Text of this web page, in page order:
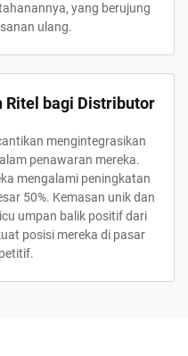
yang berujung
ulang.
Ritel bagi Distributor
mengintegrasikan
penawaran mereka.
mengalami peningkatan
50%. Kemasan unik dan
umpan balik positif dari
posisi mereka di pasar